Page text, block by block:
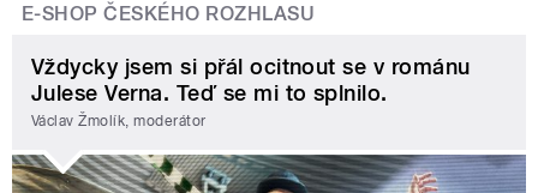
E-SHOP ČESKÉHO ROZHLASU
Vždycky jsem si přál ocitnout se v románu
Julese Verna. Teď se mi to splnilo.
Václav Žmolík, moderátor